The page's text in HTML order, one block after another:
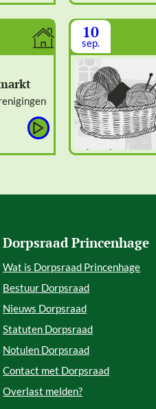
10
sep.
Dorpsraad Princenhage
Wat is Dorpsraad Princenhage
Bestuur Dorpsraad
Nieuws Dorpsraad
Statuten Dorpsraad
Notulen Dorpsraad
Contact met Dorpsraad
Overlast melden?